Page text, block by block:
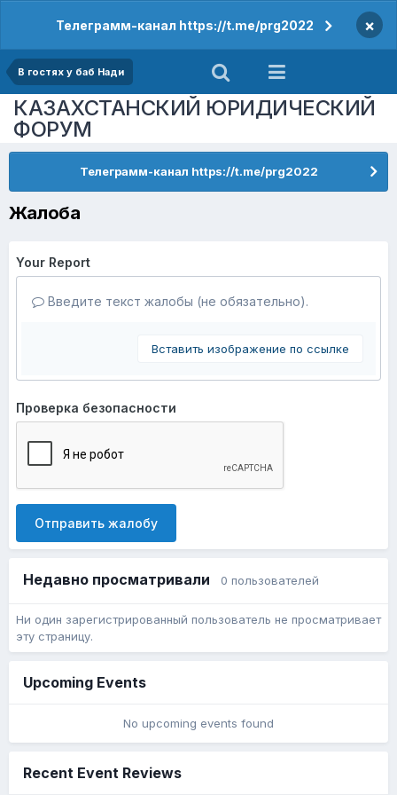
Телеграмм-канал https://t.me/prg2022 ×
В гостях у баб Нади
КАЗАХСТАНСКИЙ ЮРИДИЧЕСКИЙ
ФОРУМ
Телеграмм-канал https://t.me/prg2022
Жалоба
Your Report
Введите текст жалобы (не обязательно).
Вставить изображение по ссылке
Проверка безопасности
Отправить жалобу
Недавно просматривали 0 пользователей
Ни один зарегистрированный пользователь не просматривает
эту страницу.
Upcoming Events
No upcoming events found
Recent Event Reviews